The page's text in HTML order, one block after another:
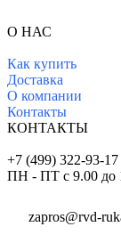
О НАС
Как купить
Доставка
О компании
Контакты
КОНТАКТЫ
+7 (499) 322-93-17
ПН - ПТ с 9.00
zapros@rvd-